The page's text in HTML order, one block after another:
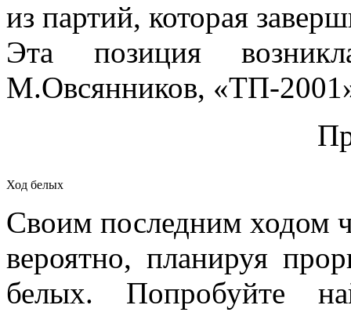
из партий, которая
Эта позиция
М.Овсянников, «ТП-
Ход белых
Своим последним ходом
вероятно, планируя
белых. Попробуйте